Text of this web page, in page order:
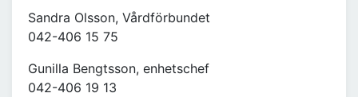
Sandra Olsson, Vårdförbundet
042-406 15 75
Gunilla Bengtsson, enhetschef
042-406 19 13